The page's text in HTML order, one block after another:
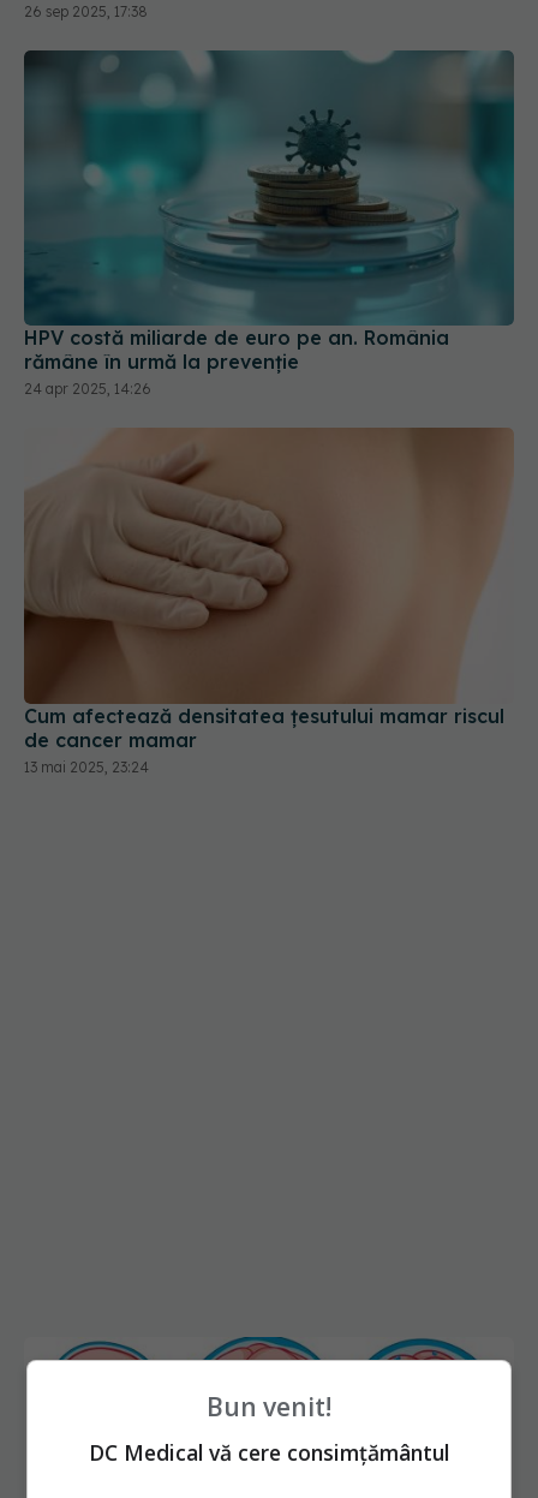
26 sep 2025, 17:38
HPV costă miliarde de euro pe an. România
rămâne în urmă la prevenție
24 apr 2025, 14:26
Cum afectează densitatea țesutului mamar riscul
de cancer mamar
13 mai 2025, 23:24
Bun venit!
DC Medical vă cere consimțământul